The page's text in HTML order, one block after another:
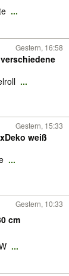
...
Gestern, 16:58
...
Gestern, 15:33
weiß
...
Gestern, 10:33
cm
...